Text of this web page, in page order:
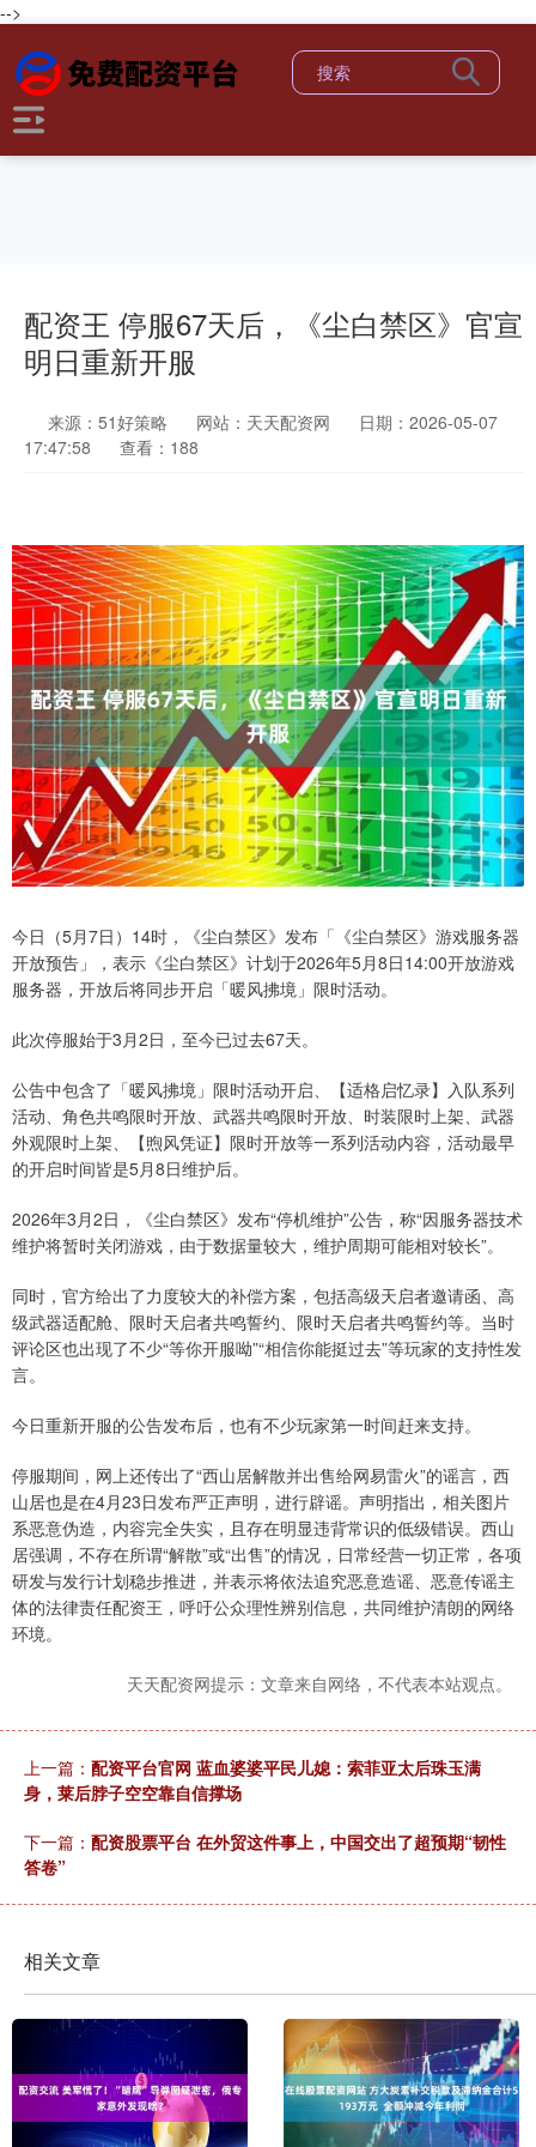
-->
配资王 停服67天后，《尘白禁区》官宣
明日重新开服
来源：51好策略 网站：天天配资网
日期：2026-05-07
17:47:58
查看：188
今日（5月7日）14时，《尘白禁区》发布「《尘白禁区》游戏服务器
开放预告」，表示《尘白禁区》计划于2026年5月8日14:00开放游戏
服务器，开放后将同步开启「暖风拂境」限时活动。
此次停服始于3月2日，至今已过去67天。
公告中包含了「暖风拂境」限时活动开启、【适格启忆录】入队系列
活动、角色共鸣限时开放、武器共鸣限时开放、时装限时上架、武器
外观限时上架、【煦风凭证】限时开放等一系列活动内容，活动最早
的开启时间皆是5月8日维护后。
2026年3月2日，《尘白禁区》发布“停机维护”公告，称“因服务器技术
维护将暂时关闭游戏，由于数据量较大，维护周期可能相对较长”。
同时，官方给出了力度较大的补偿方案，包括高级天启者邀请函、高
级武器适配舱、限时天启者共鸣誓约、限时天启者共鸣誓约等。当时
评论区也出现了不少“等你开服呦”“相信你能挺过去”等玩家的支持性发
言。
今日重新开服的公告发布后，也有不少玩家第一时间赶来支持。
停服期间，网上还传出了“西山居解散并出售给网易雷火”的谣言，西
山居也是在4月23日发布严正声明，进行辟谣。声明指出，相关图片
系恶意伪造，内容完全失实，且存在明显违背常识的低级错误。西山
居强调，不存在所谓“解散”或“出售”的情况，日常经营一切正常，各项
研发与发行计划稳步推进，并表示将依法追究恶意造谣、恶意传谣主
体的法律责任配资王，呼吁公众理性辨别信息，共同维护清朗的网络
环境。
天天配资网提示：文章来自网络，不代表本站观点。
上一篇： 配资平台官网 蓝血婆婆平民儿媳：索菲亚太后珠玉满
身，莱后脖子空空靠自信撑场
下一篇： 配资股票平台 在外贸这件事上，中国交出了超预期“韧性
答卷”
相关文章